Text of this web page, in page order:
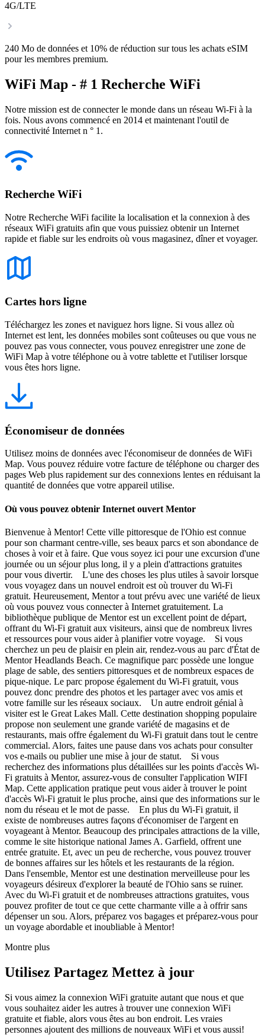
4G/LTE
240 Mo de données et 10% de réduction sur tous les achats eSIM
pour les membres premium.
WiFi Map - # 1 Recherche WiFi
Notre mission est de connecter le monde dans un réseau Wi-Fi à la
fois. Nous avons commencé en 2014 et maintenant l'outil de
connectivité Internet n ° 1.
Recherche WiFi
Notre Recherche WiFi facilite la localisation et la connexion à des
réseaux WiFi gratuits afin que vous puissiez obtenir un Internet
rapide et fiable sur les endroits où vous magasinez, dîner et voyager.
Cartes hors ligne
Téléchargez les zones et naviguez hors ligne. Si vous allez où
Internet est lent, les données mobiles sont coûteuses ou que vous ne
pouvez pas vous connecter, vous pouvez enregistrer une zone de
WiFi Map à votre téléphone ou à votre tablette et l'utiliser lorsque
vous êtes hors ligne.
Économiseur de données
Utilisez moins de données avec l'économiseur de données de WiFi
Map. Vous pouvez réduire votre facture de téléphone ou charger des
pages Web plus rapidement sur des connexions lentes en réduisant la
quantité de données que votre appareil utilise.
Où vous pouvez obtenir Internet ouvert Mentor
Bienvenue à Mentor! Cette ville pittoresque de l'Ohio est connue
pour son charmant centre-ville, ses beaux parcs et son abondance de
choses à voir et à faire. Que vous soyez ici pour une excursion d'une
journée ou un séjour plus long, il y a plein d'attractions gratuites
pour vous divertir. L'une des choses les plus utiles à savoir lorsque
vous voyagez dans un nouvel endroit est où trouver du Wi-Fi
gratuit. Heureusement, Mentor a tout prévu avec une variété de lieux
où vous pouvez vous connecter à Internet gratuitement. La
bibliothèque publique de Mentor est un excellent point de départ,
offrant du Wi-Fi gratuit aux visiteurs, ainsi que de nombreux livres
et ressources pour vous aider à planifier votre voyage. Si vous
cherchez un peu de plaisir en plein air, rendez-vous au parc d'État de
Mentor Headlands Beach. Ce magnifique parc possède une longue
plage de sable, des sentiers pittoresques et de nombreux espaces de
pique-nique. Le parc propose également du Wi-Fi gratuit, vous
pouvez donc prendre des photos et les partager avec vos amis et
votre famille sur les réseaux sociaux. Un autre endroit génial à
visiter est le Great Lakes Mall. Cette destination shopping populaire
propose non seulement une grande variété de magasins et de
restaurants, mais offre également du Wi-Fi gratuit dans tout le centre
commercial. Alors, faites une pause dans vos achats pour consulter
vos e-mails ou publier une mise à jour de statut. Si vous
recherchez des informations plus détaillées sur les points d'accès Wi-
Fi gratuits à Mentor, assurez-vous de consulter l'application WIFI
Map. Cette application pratique peut vous aider à trouver le point
d'accès Wi-Fi gratuit le plus proche, ainsi que des informations sur le
nom du réseau et le mot de passe. En plus du Wi-Fi gratuit, il
existe de nombreuses autres façons d'économiser de l'argent en
voyageant à Mentor. Beaucoup des principales attractions de la ville,
comme le site historique national James A. Garfield, offrent une
entrée gratuite. Et, avec un peu de recherche, vous pouvez trouver
de bonnes affaires sur les hôtels et les restaurants de la région.
Dans l'ensemble, Mentor est une destination merveilleuse pour les
voyageurs désireux d'explorer la beauté de l'Ohio sans se ruiner.
Avec du Wi-Fi gratuit et de nombreuses attractions gratuites, vous
pouvez profiter de tout ce que cette charmante ville a à offrir sans
dépenser un sou. Alors, préparez vos bagages et préparez-vous pour
un voyage abordable et inoubliable à Mentor!
Montre plus
Utilisez Partagez Mettez à jour
Si vous aimez la connexion WiFi gratuite autant que nous et que
vous souhaitez aider les autres à trouver une connexion WiFi
gratuite et fiable, alors vous êtes au bon endroit. Les vraies
personnes ajoutent des millions de nouveaux WiFi et vous aussi!